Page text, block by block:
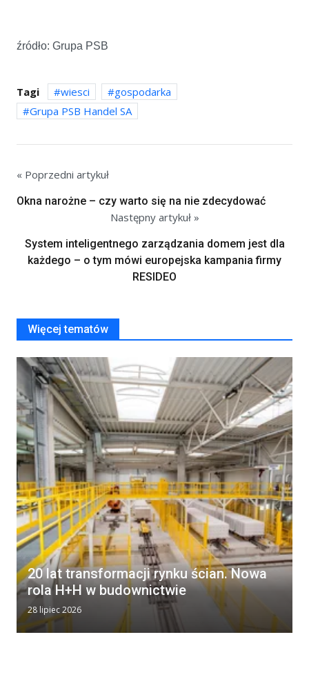
źródło: Grupa PSB
Tagi wiesci
gospodarka
Grupa PSB Handel SA
« Poprzedni artykuł
Okna narożne – czy warto się na nie zdecydować
Następny artykuł »
System inteligentnego zarządzania domem jest dla
każdego – o tym mówi europejska kampania firmy
RESIDEO
Więcej tematów
20 lat transformacji rynku ścian. Nowa
rola H+H w budownictwie
28 lipiec 2026